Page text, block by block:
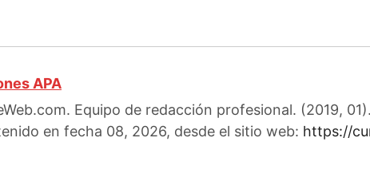
APA
Equipo de redacción profesional. (2019,
en fecha 08, 2026, desde el sitio web: https://